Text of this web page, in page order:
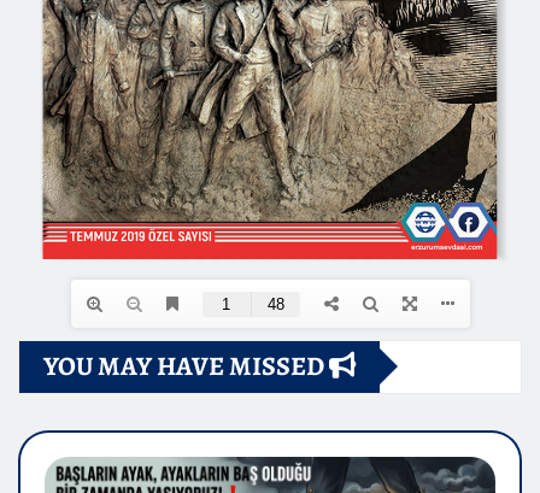
YOU MAY HAVE MISSED